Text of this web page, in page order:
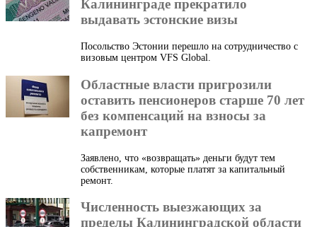
Калининграде прекратило
выдавать эстонские визы
Посольство Эстонии перешло на сотрудничество с
визовым центром VFS Global.
Областные власти пригрозили
оставить пенсионеров старше 70 лет
без компенсаций на взносы за
капремонт
Заявлено, что «возвращать» деньги будут тем
собственникам, которые платят за капитальный
ремонт.
Численность выезжающих за
пределы Калининградской области